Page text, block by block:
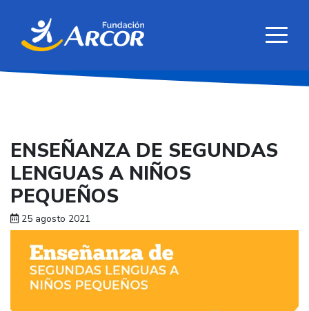
ENSEÑANZA DE SEGUNDAS
LENGUAS A NIÑOS
PEQUEÑOS
25 agosto 2021